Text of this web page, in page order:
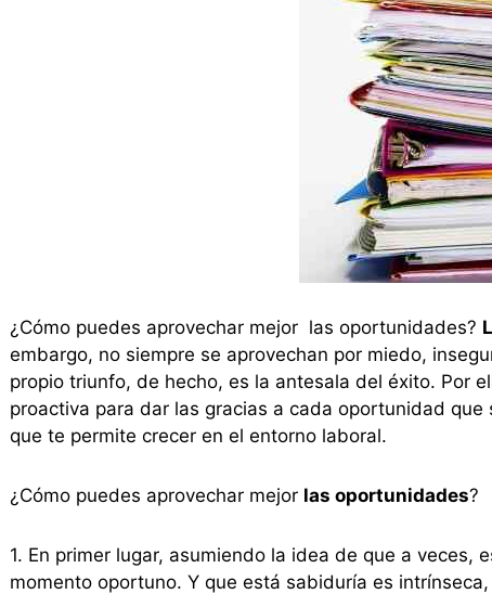
¿Cómo puedes aprovechar mejor las oportunidades?
embargo, no siempre se aprovechan por miedo,
propio triunfo, de hecho, es la antesala del éxito. Por
proactiva para dar las gracias a cada oportunidad
que te permite crecer en el entorno laboral.
¿Cómo puedes aprovechar mejor las oportunidades?
1. En primer lugar, asumiendo la idea de que a veces,
momento oportuno. Y que está sabiduría es